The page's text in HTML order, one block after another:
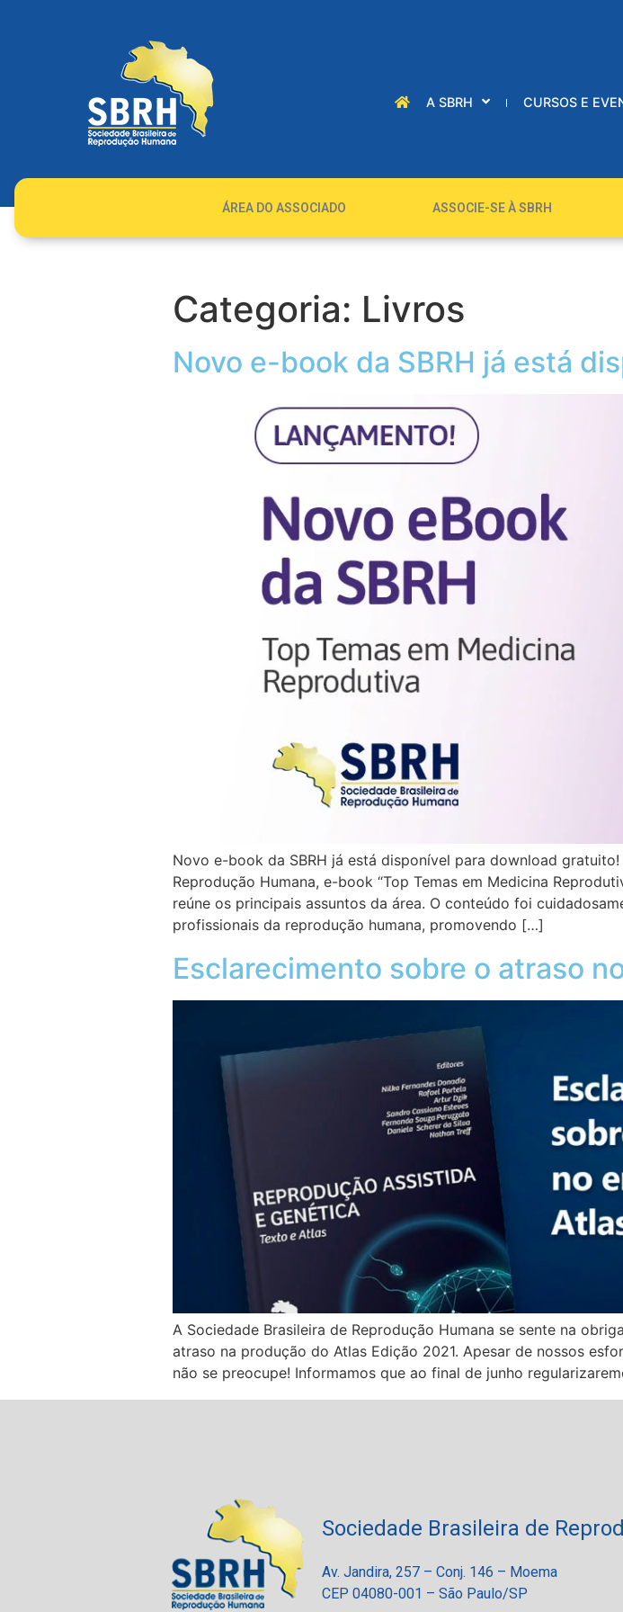
A SBRH CURSOS E
ÁREA DO ASSOCIADO ASSOCIE-SE À SBRH
Categoria: Livros
Novo e-book da SBRH já está
Novo e-book da SBRH já está disponível para download
Reprodução Humana, e-book “Top Temas em Medicina
reúne os principais assuntos da área. O conteúdo foi
profissionais da reprodução humana, promovendo […]
Esclarecimento sobre o atraso
A Sociedade Brasileira de Reprodução Humana se sente na
atraso na produção do Atlas Edição 2021. Apesar de nossos
não se preocupe! Informamos que ao final de junho
Sociedade Brasileira de
Av. Jandira, 257 – Conj. 146 – Moema
CEP 04080-001 – São Paulo/SP